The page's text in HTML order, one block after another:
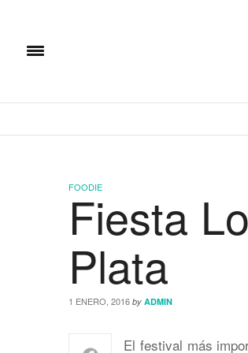
FOODIE
Fiesta
Plata
1 ENERO, 2016 by ADMIN
El festival más